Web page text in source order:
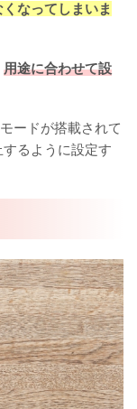
なってしまいま
用途に合わせて設
ードが搭載されて
るように設定す